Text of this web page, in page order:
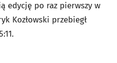
edycję po raz pierwszy w
Kozłowski przebiegł